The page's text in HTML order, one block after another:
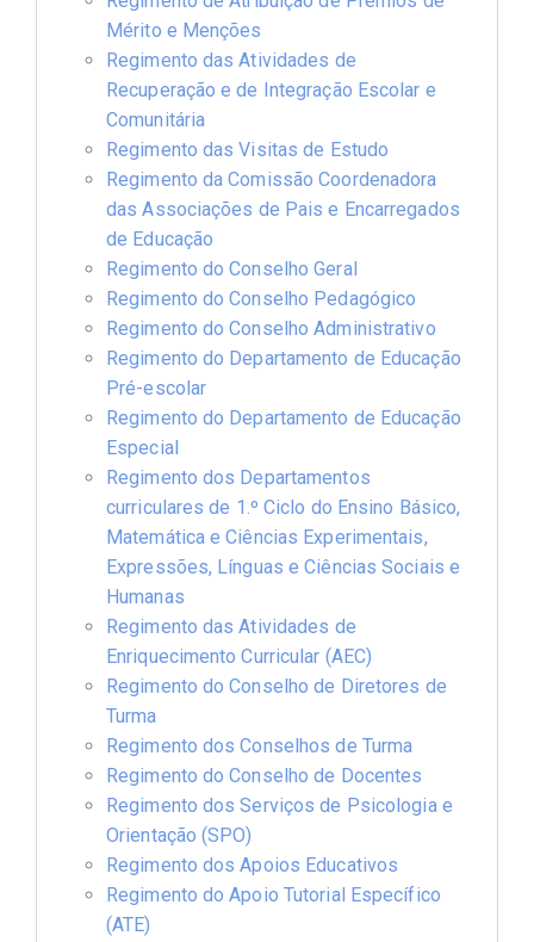
Mérito e Menções
Regimento das Atividades de
Recuperação e de Integração Escolar e
Comunitária
Regimento das Visitas de Estudo
Regimento da Comissão Coordenadora
das Associações de Pais e Encarregados
de Educação
Regimento do Conselho Geral
Regimento do Conselho Pedagógico
Regimento do Conselho Administrativo
Regimento do Departamento de Educação
Pré-escolar
Regimento do Departamento de Educação
Especial
Regimento dos Departamentos
curriculares de 1.º Ciclo do Ensino Básico,
Matemática e Ciências Experimentais,
Expressões, Línguas e Ciências Sociais e
Humanas
Regimento das Atividades de
Enriquecimento Curricular (AEC)
Regimento do Conselho de Diretores de
Turma
Regimento dos Conselhos de Turma
Regimento do Conselho de Docentes
Regimento dos Serviços de Psicologia e
Orientação (SPO)
Regimento dos Apoios Educativos
Regimento do Apoio Tutorial Específico
(ATE)